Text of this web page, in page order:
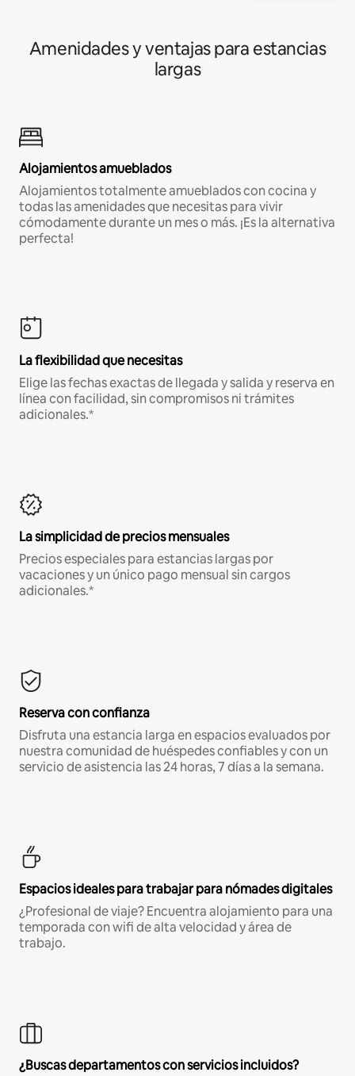
Amenidades y ventajas para estancias
largas
Alojamientos amueblados
Alojamientos totalmente amueblados con cocina y
todas las amenidades que necesitas para vivir
cómodamente durante un mes o más. ¡Es la alternativa
perfecta!
La flexibilidad que necesitas
Elige las fechas exactas de llegada y salida y reserva en
línea con facilidad, sin compromisos ni trámites
adicionales.*
La simplicidad de precios mensuales
Precios especiales para estancias largas por
vacaciones y un único pago mensual sin cargos
adicionales.*
Reserva con confianza
Disfruta una estancia larga en espacios evaluados por
nuestra comunidad de huéspedes confiables y con un
servicio de asistencia las 24 horas, 7 días a la semana.
Espacios ideales para trabajar para nómades digitales
¿Profesional de viaje? Encuentra alojamiento para una
temporada con wifi de alta velocidad y área de
trabajo.
¿Buscas departamentos con servicios incluidos?